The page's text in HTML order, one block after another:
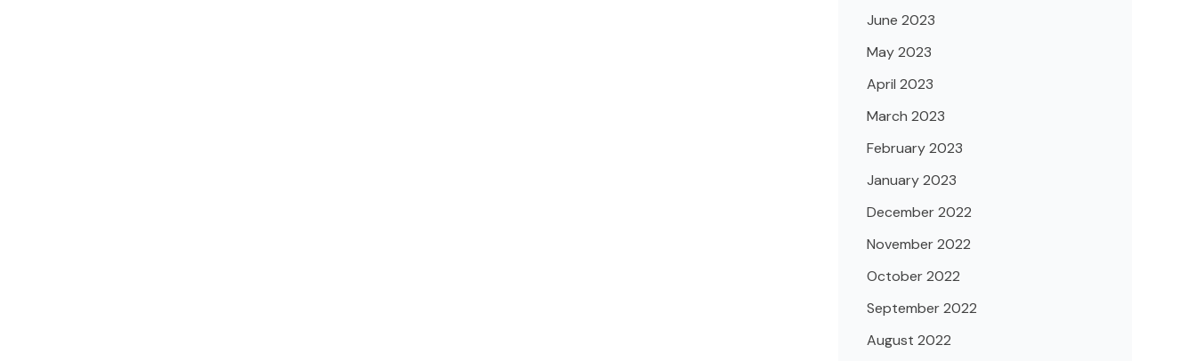
June 2023
May 2023
April 2023
March 2023
February 2023
January 2023
December 2022
November 2022
October 2022
September 2022
August 2022